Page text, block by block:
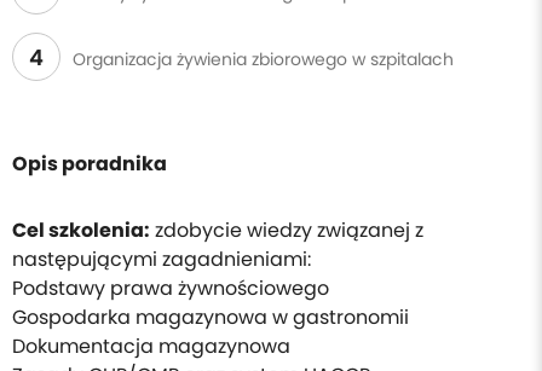
4 Organizacja żywienia zbiorowego w szpitalach
Opis poradnika
Cel szkolenia: zdobycie wiedzy związanej z
następującymi zagadnieniami:
Podstawy prawa żywnościowego
Gospodarka magazynowa w gastronomii
Dokumentacja magazynowa